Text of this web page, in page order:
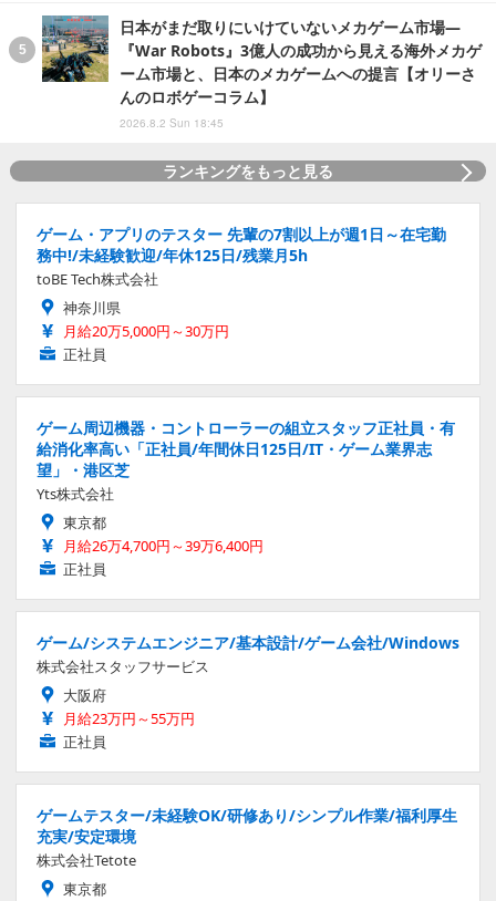
日本がまだ取りにいけていないメカゲーム市場―
『War Robots』3億人の成功から見える海外メカゲ
ーム市場と、日本のメカゲームへの提言【オリーさ
んのロボゲーコラム】
2026.8.2 Sun 18:45
ランキングをもっと見る
ゲーム・アプリのテスター 先輩の7割以上が週1日～在宅勤
務中!/未経験歓迎/年休125日/残業月5h
toBE Tech株式会社
神奈川県
月給20万5,000円～30万円
正社員
ゲーム周辺機器・コントローラーの組立スタッフ正社員・有
給消化率高い「正社員/年間休日125日/IT・ゲーム業界志
望」・港区芝
Yts株式会社
東京都
月給26万4,700円～39万6,400円
正社員
ゲーム/システムエンジニア/基本設計/ゲーム会社/Windows
株式会社スタッフサービス
大阪府
月給23万円～55万円
正社員
ゲームテスター/未経験OK/研修あり/シンプル作業/福利厚生
充実/安定環境
株式会社Tetote
東京都